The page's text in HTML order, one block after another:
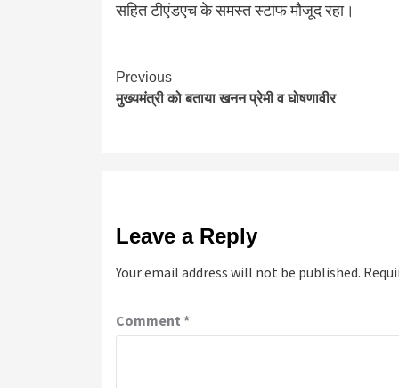
सहित टीएंडएच के समस्त स्टाफ मौजूद रहा।
Continue
Reading
Previous
मुख्यमंत्री को बताया खनन प्रेमी व घोषणावीर
Leave a Reply
Your email address will not be published.
Comment *